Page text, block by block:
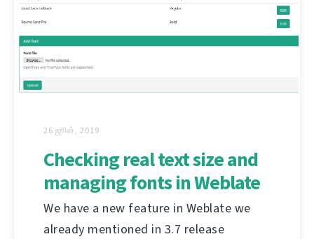
26 ஜூன், 2019
Checking real text size and
managing fonts in Weblate
We have a new feature in Weblate we
already mentioned in 3.7 release